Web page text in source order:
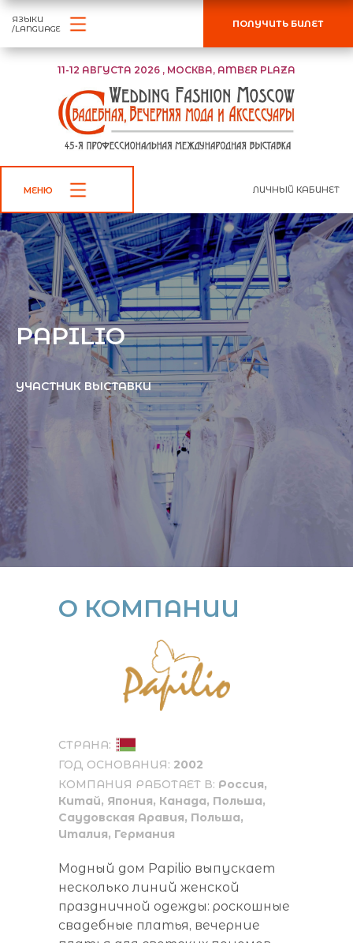
11-12 АВГУСТА 2026 , МОСКВА, AMBER PLAZA
ЛИЧНЫЙ КАБИНЕТ
ЯЗЫКИ
/LANGUAGE
ПОЛУЧИТЬ БИЛЕТ
МЕНЮ
PAPILIO
УЧАСТНИК ВЫСТАВКИ
Модный дом Papilio выпускает
несколько линий женской
праздничной одежды: роскошные
свадебные платья, вечерние
О КОМПАНИИ
ГОД ОСНОВАНИЯ: 2002
КОМПАНИЯ РАБОТАЕТ В: Россия,
Китай, Япония, Канада, Польша,
Саудовская Аравия, Польша,
Италия, Германия
СТРАНА: